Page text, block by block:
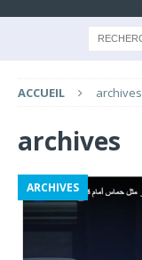
ACCUEIL archives
archives
ARCHIVES